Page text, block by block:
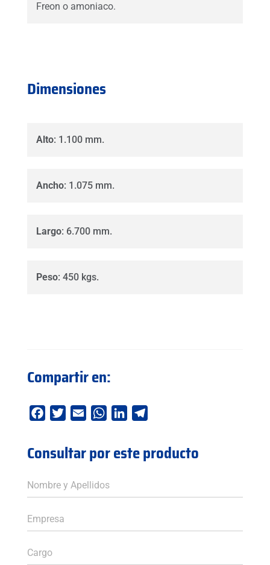
Freon o amoniaco.
Dimensiones
Alto: 1.100 mm.
Ancho: 1.075 mm.
Largo: 6.700 mm.
Peso: 450 kgs.
Compartir en:
FacebookTwitterEmail WhatsAppLinkedIn
Consultar por este producto